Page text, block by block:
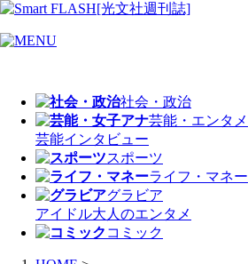
社会・政治
芸能・エンタメ
芸能インタビュー
スポーツ
ライフ・マネー
グラビア
アイドル大人のエンタメ
コミック